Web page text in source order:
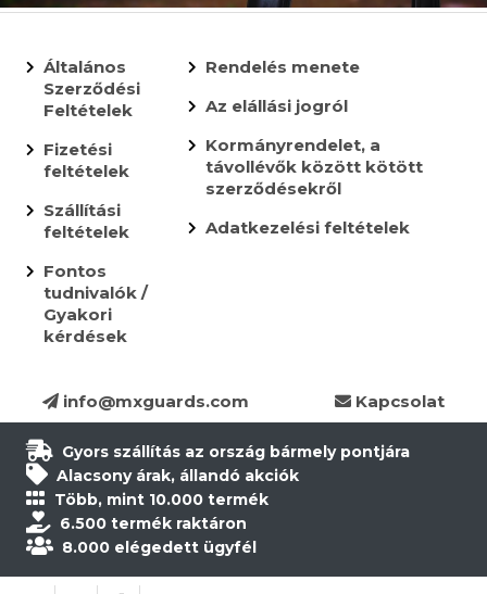
Általános
Szerződési
Feltételek
Fizetési
feltételek
Szállítási
feltételek
Fontos
tudnivalók /
Gyakori
kérdések
Rendelés menete
Az elállási jogról
Kormányrendelet, a
távollévők között kötött
szerződésekről
Adatkezelési feltételek
info@mxguards.com Kapcsolat
Gyors szállítás az ország bármely pontjára
Alacsony árak, állandó akciók
Több, mint 10.000 termék
6.500 termék raktáron
8.000 elégedett ügyfél